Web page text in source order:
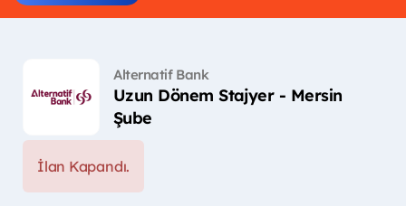
Alternatif Bank
Uzun Dönem Stajyer - Mersin
Şube
İlan Kapandı.